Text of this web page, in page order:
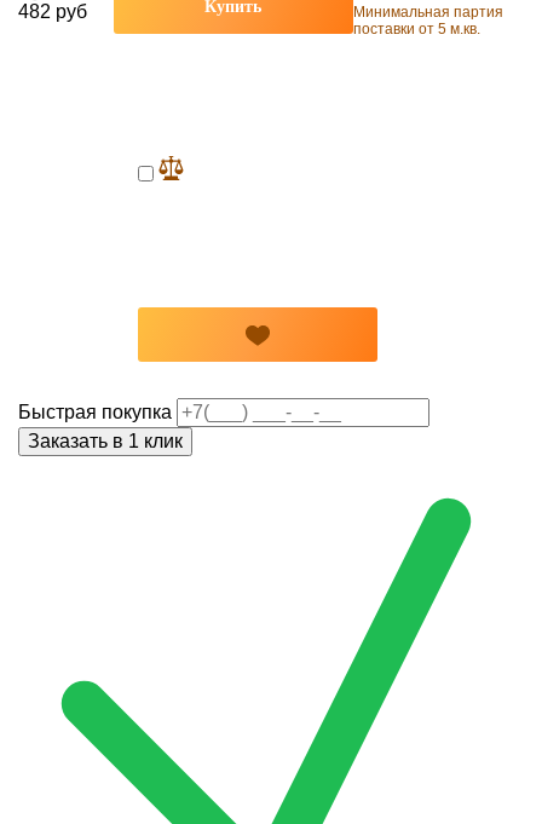
482 руб
Купить
Минимальная партия
поставки от 5 м.кв.
Быстрая покупка